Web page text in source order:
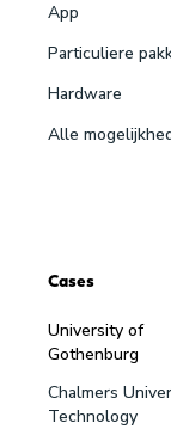
App
Particuliere
Hardware
Alle
Cases
University of
Gothenburg
Chalmers
Technology